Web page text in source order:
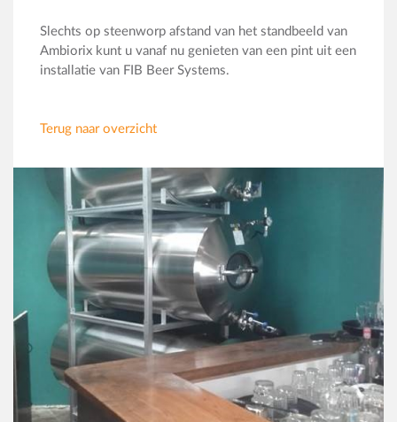
Slechts op steenworp afstand van het standbeeld van
Ambiorix kunt u vanaf nu genieten van een pint uit een
installatie van FIB Beer Systems.
Terug naar overzicht